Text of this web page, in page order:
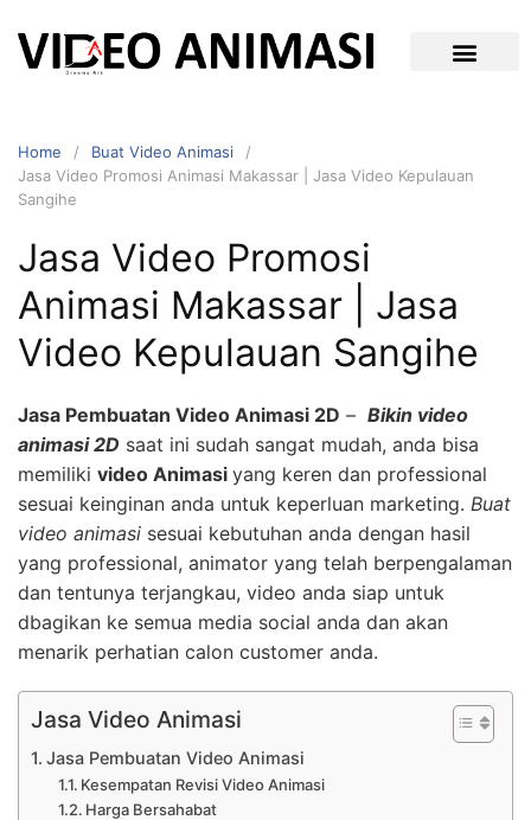
Home
Buat Video Animasi
Jasa Video Promosi Animasi Makassar | Jasa Video Kepulauan
Sangihe
Jasa Video Promosi
Animasi Makassar | Jasa
Video Kepulauan Sangihe
Jasa Pembuatan Video Animasi 2D – Bikin video
animasi 2D saat ini sudah sangat mudah, anda bisa
memiliki video Animasi yang keren dan professional
sesuai keinginan anda untuk keperluan marketing. Buat
video animasi sesuai kebutuhan anda dengan hasil
yang professional, animator yang telah berpengalaman
dan tentunya terjangkau, video anda siap untuk
dbagikan ke semua media social anda dan akan
menarik perhatian calon customer anda.
Jasa Video Animasi
Jasa Pembuatan Video Animasi
Kesempatan Revisi Video Animasi
Harga Bersahabat